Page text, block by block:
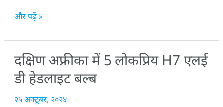
और पढ़ें »
दक्षिण अफ्रीका में 5 लोकप्रिय H7 एलई
डी हेडलाइट बल्ब
२५ अक्टूबर, २०२४
दक्षिण
अफ्रीका
में
5